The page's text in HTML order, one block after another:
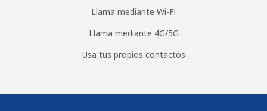
Llama mediante Wi-Fi
Llama mediante 4G/5G
Usa tus propios contactos